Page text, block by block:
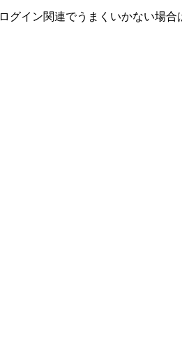
ログイン関連でうまくいかない場